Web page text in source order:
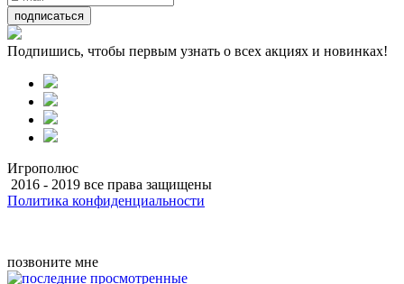
подписаться
Подпишись, чтобы первым узнать о всех акциях и новинках!
Игрополюс
2016 - 2019 все права защищены
Политика конфиденциальности
позвоните мне